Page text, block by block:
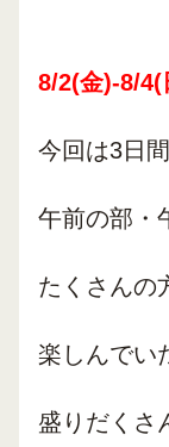
8/2(金)-8/4(
今回は3日間
午前の部・
たくさんの
楽しんでい
盛りだくさ